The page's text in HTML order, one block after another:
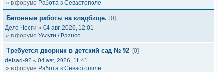
» в форуме Работа в Севастополе
Бетонные работы на кладбище.
[0]
Дело Чести « 04 авг, 2026, 12:01
» в форуме Услуги / Разное
Требуется дворник в детский сад № 92 [0]
detsad-92 « 04 авг, 2026, 11:41
» в форуме Работа в Севастополе